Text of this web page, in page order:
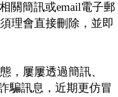
關簡訊或email電子郵
理會直接刪除，並即
，屢屢透過簡訊、
騙訊息，近期更仿冒